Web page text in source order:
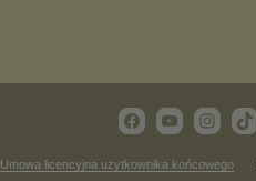
Umowa licencyjna użytkownika końcowego